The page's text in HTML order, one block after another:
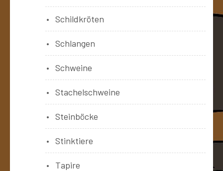
Schildkröten
Schlangen
Schweine
Stachelschweine
Steinböcke
Stinktiere
Tapire